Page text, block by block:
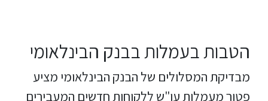
הטבות בעמלות בבנק הבינלאומי
מבדיקת המסלולים של הבנק הבינלאומי מציע
פטור מעמלות עו"ש ללקוחות חדשים המעבירים